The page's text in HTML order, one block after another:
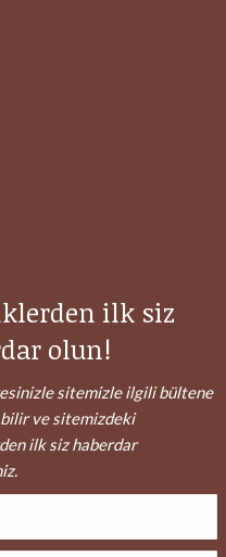
ilk siz
olun!
sitemizle ilgili bültene
ve sitemizdeki
ilk siz haberdar